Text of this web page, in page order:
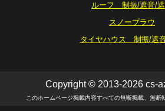
ルーフ 制振/遮音/
スノープラウ
タイヤハウス 制振/遮
Copyright © 2013-2026 cs-
このホームページ掲載内容すべての無断掲載、無断